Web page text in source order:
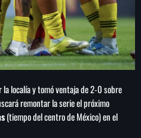
la localía y tomó ventaja de 2-0 sobre
remontar la serie el próximo
(tiempo del centro de México) en el